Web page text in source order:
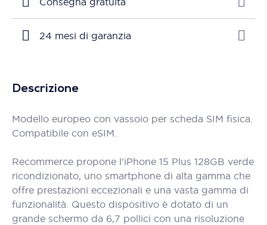
24 mesi di garanzia
Descrizione
Modello europeo con vassoio per scheda SIM fisica.
Compatibile con eSIM.
Recommerce propone l'iPhone 15 Plus 128GB verde
ricondizionato, uno smartphone di alta gamma che
offre prestazioni eccezionali e una vasta gamma di
funzionalità. Questo dispositivo è dotato di un
grande schermo da 6,7 pollici con una risoluzione